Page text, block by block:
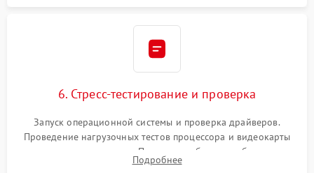
6. Стресс-тестирование и проверка
Запуск операционной системы и проверка драйверов.
Проведение нагрузочных тестов процессора и видеокарты
для контроля температур. Проверка работоспособности всех
USB-портов, аудиовыходов и сетевого подключения.
Подробнее